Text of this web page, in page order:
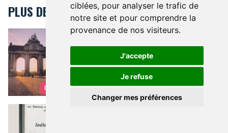
ciblées, pour analyser le trafic de
notre site et pour comprendre la
provenance de nos visiteurs.
J'accepte
Je refuse
Changer mes préférences
PLUS DE BRUSSELSLIFE
DÉCOUVRIR BRUXELLES
MONUMENT DE BRUXELLES
Les Arcades du Cinquantenaire
Les toilettes bruxelloises où il faut s'être soulagé